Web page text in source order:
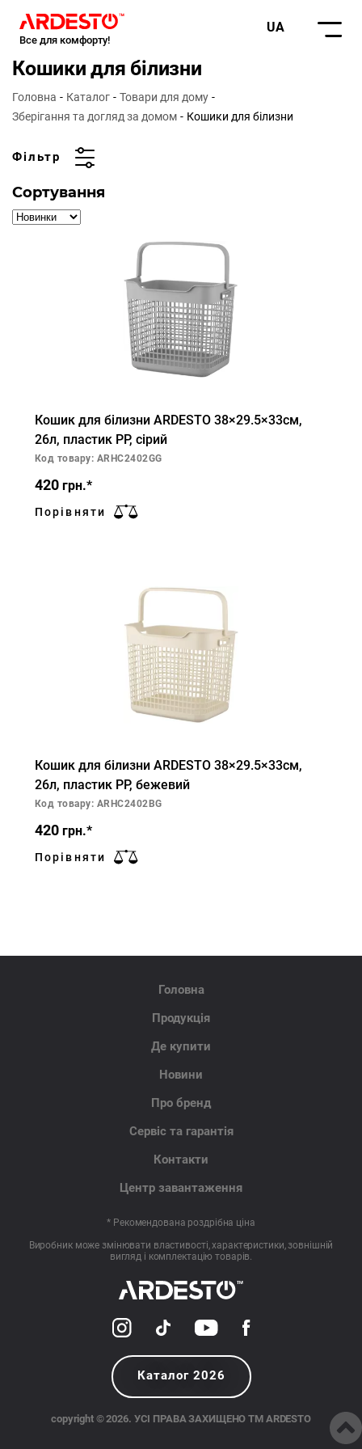
Все для комфорту!
UA
Кошики для білизни
Головна Каталог
Товари для дому
Зберігання та догляд за домом
Кошики для білизни
Фільтр
Сортування
Кошик для білизни ARDESTO 38×29.5×33см,
26л, пластик PP, сірий
Код товару: ARHC2402GG
420 грн.*
Порівняти
Кошик для білизни ARDESTO 38×29.5×33см,
26л, пластик PP, бежевий
Код товару: ARHC2402BG
420 грн.*
Порівняти
Головна
Продукція
Де купити
Новини
Про бренд
Сервіс та гарантія
Контакти
Центр завантаження
* Рекомендована роздрібна ціна
Виробник може змінювати властивості, характеристики, зовнішній
вигляд і комплектацію товарів.
Каталог 2026
copyright © 2026. УСІ ПРАВА ЗАХИЩЕНО TM ARDESTO